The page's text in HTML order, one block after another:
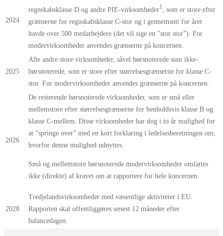
2024
regnskabsklasse D og andre PIE-virksomheder1
, som er store efter
grænserne for regnskabsklasse C-stor og i gennemsnit for året
havde over 500 medarbejdere (det vil sige en ”stor stor”). For
modervirksomheder anvendes grænserne på koncernen.
2025
Alle andre store virksomheder, såvel børsnoterede som ikke-
børsnoterede, som er store efter størrelsesgrænserne for klasse C-
stor. For modervirksomheder anvendes grænserne på koncernen.
2026
De resterende børsnoterede virksomheder, som er små eller
mellemstore efter størrelsesgrænserne for henholdsvis klasse B og
klasse C-mellem. Disse virksomheder har dog i to år mulighed for
at ”springe over” med en kort forklaring i ledelsesberetningen om,
hvorfor denne mulighed udnyttes.
Små og mellemstore børsnoterede modervirksomheder omfattes
ikke (direkte) af kravet om at rapportere for hele koncernen.
2028
Tredjelandsvirksomheder med væsentlige aktiviteter i EU.
Rapporten skal offentliggøres senest 12 måneder efter
balancedagen.